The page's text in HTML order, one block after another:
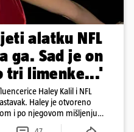
alatku NFL
ga. Sad je on
tri limenke...'
Haley Kalil i NFL
Haley je otvoreno
i po njegovom mišljenju